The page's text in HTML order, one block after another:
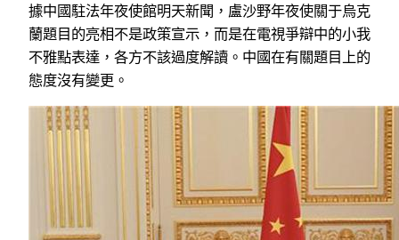
據中國駐法年夜使館明天新聞，盧沙野年夜使關于烏克
蘭題目的亮相不是政策宣示，而是在電視爭辯中的小我
不雅點表達，各方不該過度解讀。中國在有關題目上的
態度沒有變更。